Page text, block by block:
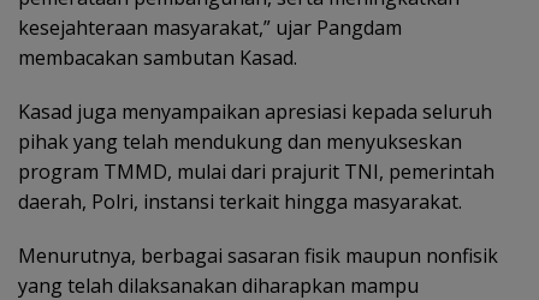
kesejahteraan masyarakat,” ujar Pangdam
membacakan sambutan Kasad.
Kasad juga menyampaikan apresiasi kepada seluruh
pihak yang telah mendukung dan menyukseskan
program TMMD, mulai dari prajurit TNI, pemerintah
daerah, Polri, instansi terkait hingga masyarakat.
Menurutnya, berbagai sasaran fisik maupun nonfisik
yang telah dilaksanakan diharapkan mampu